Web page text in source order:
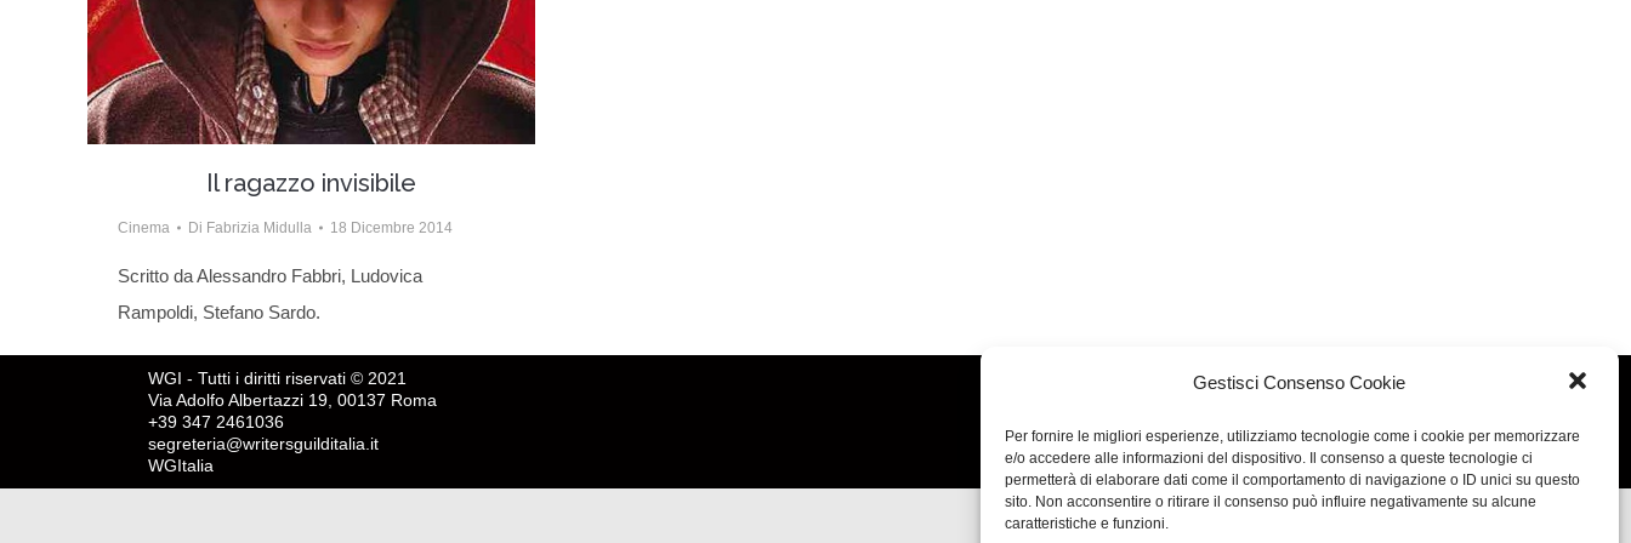
Gestisci Consenso Cookie
Per fornire le migliori esperienze, utilizziamo tecnologie come i cookie per memorizzare
e/o accedere alle informazioni del dispositivo. Il consenso a queste tecnologie ci
permetterà di elaborare dati come il comportamento di navigazione o ID unici su questo
sito. Non acconsentire o ritirare il consenso può influire negativamente su alcune
caratteristiche e funzioni.
Il ragazzo invisibile
Cinema Di Fabrizia Midulla 18 Dicembre 2014
Scritto da Alessandro Fabbri, Ludovica
Rampoldi, Stefano Sardo.
WGI - Tutti i diritti riservati © 2021
Via Adolfo Albertazzi 19, 00137 Roma
+39 347 2461036
segreteria@writersguilditalia.it
WGItalia
Cookie & Privacy Policy